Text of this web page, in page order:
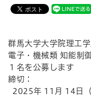
群馬大学大学院理工
電子・機械類 知能制
１名を公募します
締切：
2025年 11月 14日